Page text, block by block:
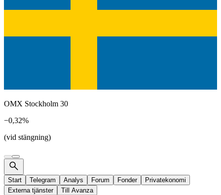
OMX Stockholm 30
−0,32%
(vid stängning)
Start Telegram Analys Forum Fonder
Privatekonomi
Externa tjänster
Till Avanza